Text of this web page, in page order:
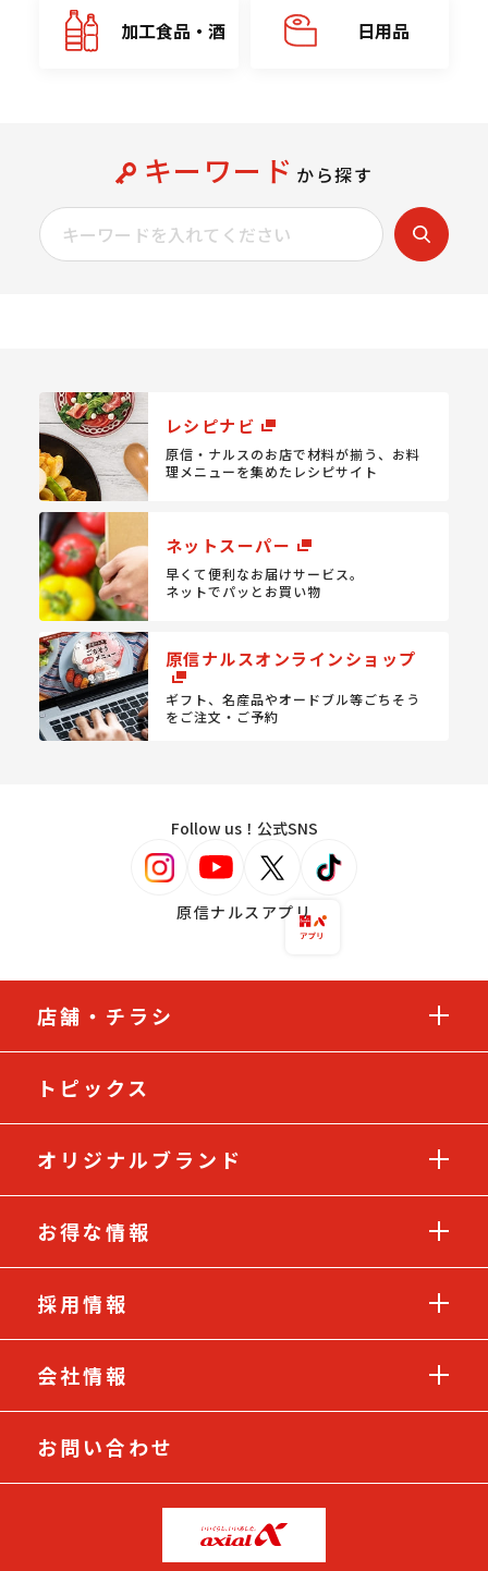
加工食品・酒 日用品
キーワード から探す
レシピナビ
原信・ナルスのお店で材料が揃う、 お料
理メニューを集めたレシピサイト
ネットスーパー
早くて便利なお届けサービス。
ネットでパッとお買い物
原信ナルスオンラインショップ
ギフト、名産品やオードブル等ごちそう
をご注文・ご予約
Follow us！公式SNS
原信ナルスアプリ
店舗・チラシ
トピックス
オリジナルブランド
お得な情報
採用情報
会社情報
お問い合わせ